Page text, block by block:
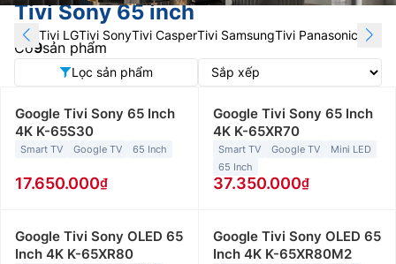
Tivi Sony 65 inch
Tivi LGTivi SonyTivi CasperTivi SamsungTivi Panasonic Tivi
Có9sản phẩm
Lọc sản phẩm
Google Tivi Sony 65 Inch
4K K-65S30
Smart TV Google TV 65 Inch
17.650.000
Google Tivi Sony 65 Inch
4K K-65XR70
Smart TV Google TV
Mini LED
65 Inch
37.350.000
Google Tivi Sony OLED 65
Inch 4K K-65XR80
Google Tivi Sony OLED 65
Inch 4K K-65XR80M2